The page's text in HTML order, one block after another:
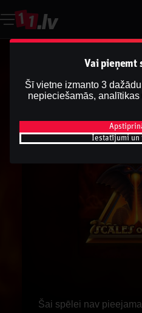
Šai spēlei nav
Vai pieņemt
Šī vietne izmanto 3
nepieciešamās,
Iestatījumi un